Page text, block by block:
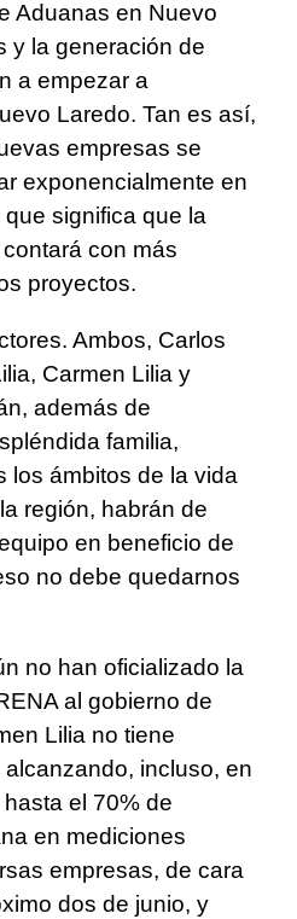
Aduanas en Nuevo
y la generación de
a empezar a
Laredo. Tan es así,
empresas se
exponencialmente en
significa que la
con más
proyectos.
Ambos, Carlos
Carmen Lilia y
además de
familia,
los ámbitos de la vida
región, habrán de
en beneficio de
no debe quedarnos
no han oficializado la
al gobierno de
Lilia no tiene
incluso, en
el 70% de
en mediciones
empresas, de cara
dos de junio, y